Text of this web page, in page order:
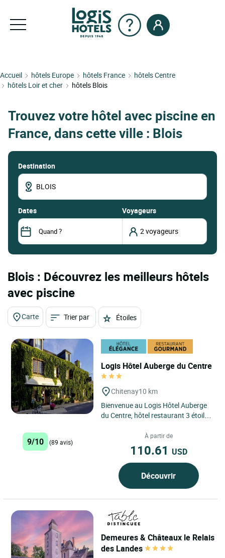
Accueil hôtels Europe hôtels France
hôtels Centre
hôtels Loir et cher
hôtels Blois
Trouvez votre hôtel avec piscine en
France, dans cette ville : Blois
Destination
dates Voyageurs
Blois : Découvrez les meilleurs hôtels
avec piscine
Carte Trier par Étoiles
Logis Hôtel Auberge du Centre
Chitenay10 km
Bienvenue au Logis Hôtel Auberge
du Centre, hôtel restaurant 3 étoiles
Loire à Chitenay...
9/10 (89 avis)
À partir de
110.61 USD
Découvrir
Demeures & Châteaux le Relais
des Landes